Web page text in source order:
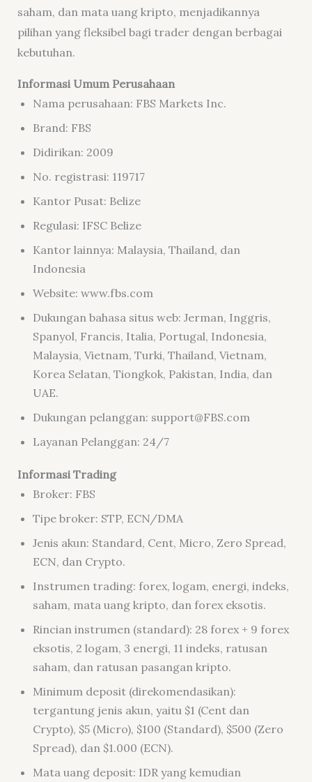
saham, dan mata uang kripto, menjadikannya
pilihan yang fleksibel bagi trader dengan berbagai
kebutuhan.
Informasi Umum Perusahaan
Nama perusahaan: FBS Markets Inc.
Brand: FBS
Didirikan: 2009
No. registrasi: 119717
Kantor Pusat: Belize
Regulasi: IFSC Belize
Kantor lainnya: Malaysia, Thailand, dan
Indonesia
Website: www.fbs.com
Dukungan bahasa situs web: Jerman, Inggris,
Spanyol, Francis, Italia, Portugal, Indonesia,
Malaysia, Vietnam, Turki, Thailand, Vietnam,
Korea Selatan, Tiongkok, Pakistan, India, dan
UAE.
Dukungan pelanggan: support@FBS.com
Layanan Pelanggan: 24/7
InformasiTrading
Broker: FBS
Tipe broker: STP, ECN/DMA
Jenis akun: Standard, Cent, Micro, Zero Spread,
ECN, dan Crypto.
Instrumen trading: forex, logam, energi, indeks,
saham, mata uang kripto, dan forex eksotis.
Rincian instrumen (standard): 28 forex + 9 forex
eksotis, 2 logam, 3 energi, 11 indeks, ratusan
saham, dan ratusan pasangan kripto.
Minimum deposit (direkomendasikan):
tergantung jenis akun, yaitu $1 (Cent dan
Crypto), $5 (Micro), $100 (Standard), $500 (Zero
Spread), dan $1.000 (ECN).
Mata uang deposit: IDR yang kemudian